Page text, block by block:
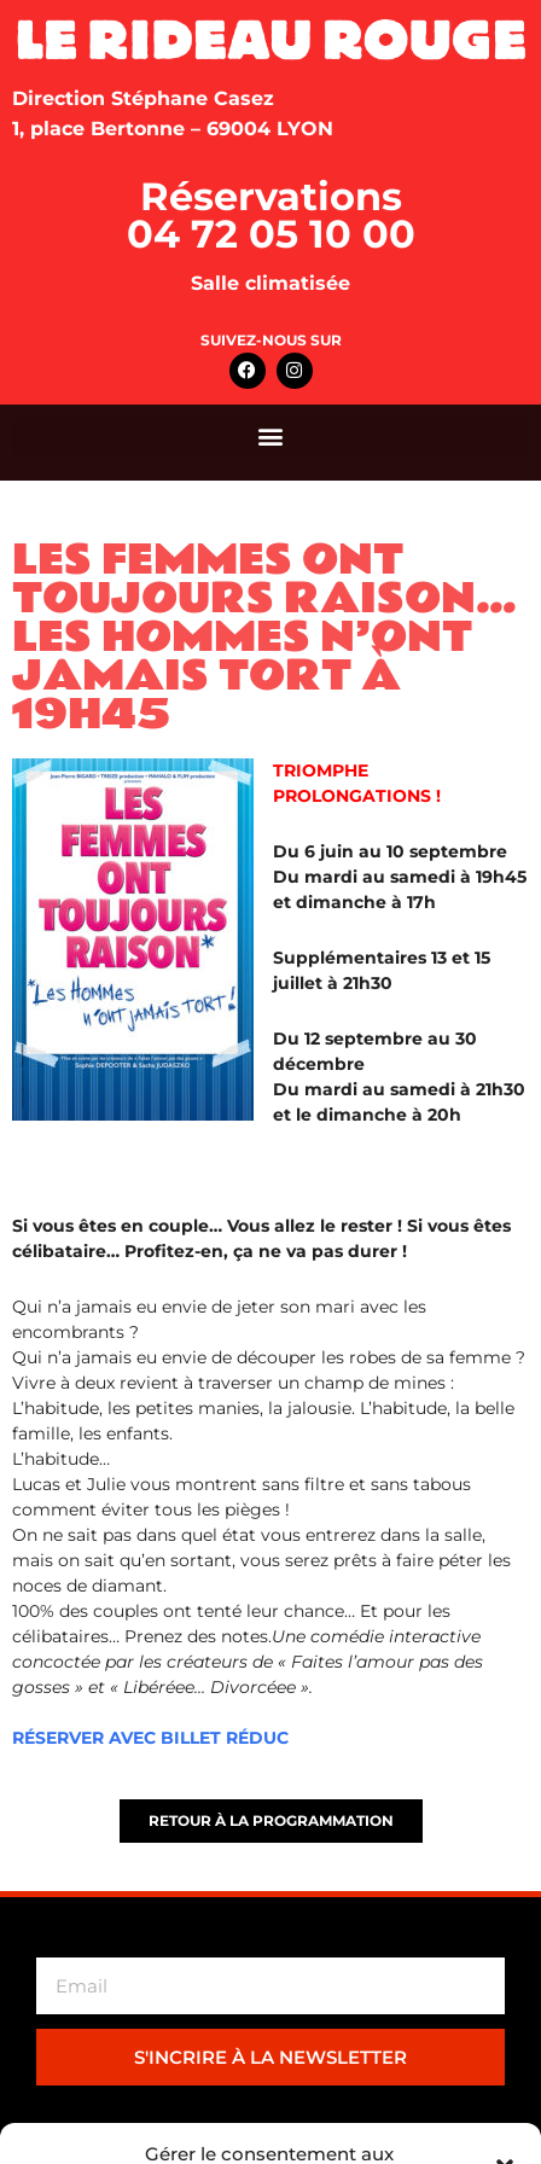
Gérer le consentement aux
Direction Stéphane Casez
1, place Bertonne – 69004 LYON
Réservations
04 72 05 10 00
Salle climatisée
SUIVEZ-NOUS SUR
LES FEMMES ONT
TOUJOURS RAISON…
LES HOMMES N’ONT
JAMAIS TORT À
19H45
TRIOMPHE
PROLONGATIONS !
Du 6 juin au 10 septembre
Du mardi au samedi à 19h45
et dimanche à 17h
Supplémentaires 13 et 15
juillet à 21h30
Du 12 septembre au 30
décembre
Du mardi au samedi à 21h30
et le dimanche à 20h
Si vous êtes en couple… Vous allez le rester ! Si vous êtes
célibataire… Profitez-en, ça ne va pas durer !
Qui n’a jamais eu envie de jeter son mari avec les
encombrants ?
Qui n’a jamais eu envie de découper les robes de sa femme ?
Vivre à deux revient à traverser un champ de mines :
L’habitude, les petites manies, la jalousie. L’habitude, la belle
famille, les enfants.
L’habitude…
Lucas et Julie vous montrent sans filtre et sans tabous
comment éviter tous les pièges !
On ne sait pas dans quel état vous entrerez dans la salle,
mais on sait qu’en sortant, vous serez prêts à faire péter les
noces de diamant.
100% des couples ont tenté leur chance… Et pour les
célibataires… Prenez des notes.Une comédie interactive
concoctée par les créateurs de « Faites l’amour pas des
gosses » et « Libéréee… Divorcéee ».
RÉSERVER AVEC BILLET RÉDUC
RETOUR À LA PROGRAMMATION
S'INCRIRE À LA NEWSLETTER
PARTENARIAT